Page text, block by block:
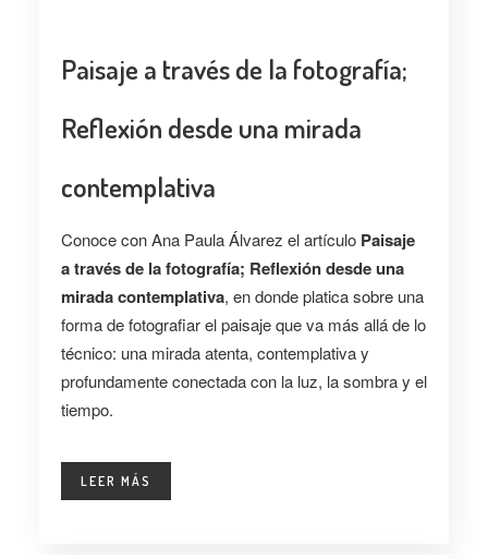
Paisaje a través de la fotografía;
Reflexión desde una mirada
contemplativa
Conoce con Ana Paula Álvarez el artículo Paisaje
a través de la fotografía; Reflexión desde una
mirada contemplativa, en donde platica sobre una
forma de fotografiar el paisaje que va más allá de lo
técnico: una mirada atenta, contemplativa y
profundamente conectada con la luz, la sombra y el
tiempo.
LEER MÁS